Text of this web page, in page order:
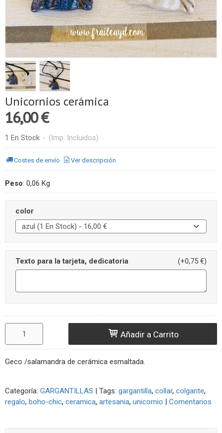
Unicornios cerámica
16,00 €
1 En Stock - (Imp. Incluidos)
Costes de envío Ver descripción
Peso: 0,06 Kg
color
Texto para la tarjeta, dedicatoria (+0,75 €)
Añadir a Carrito
Geco /salamandra de cerámica esmaltada.
Categoría: GARGANTILLAS | Tags: gargantilla collar colgante
regalo boho-chic ceramica artesania unicornio | Comentarios